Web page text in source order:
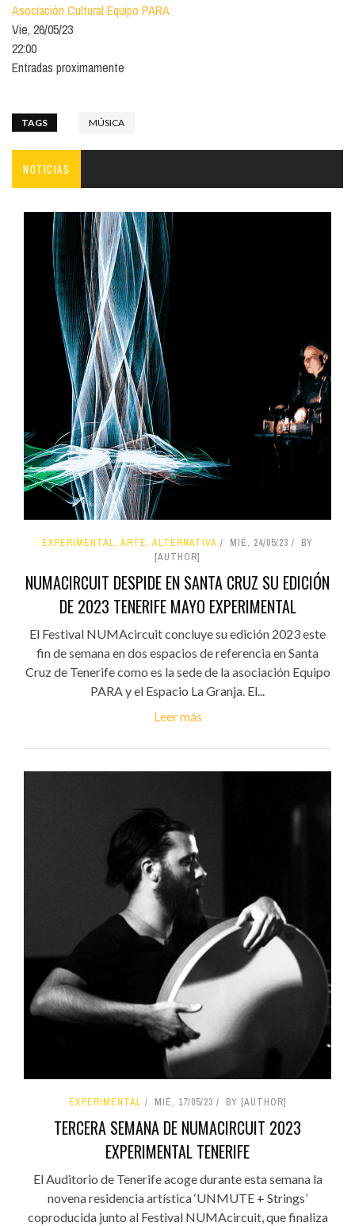
Asociación Cultural Equipo PARA
Vie, 26/05/23
22:00
Entradas proximamente
TAGS MÚSICA
NOTICIAS
EXPERIMENTAL, ARTE, ALTERNATIVA MIÉ, 24/05/23
BY
[AUTHOR]
NUMACIRCUIT DESPIDE EN SANTA CRUZ SU EDICIÓN
DE 2023 TENERIFE MAYO EXPERIMENTAL
El Festival NUMAcircuit concluye su edición 2023 este
fin de semana en dos espacios de referencia en Santa
Cruz de Tenerife como es la sede de la asociación Equipo
PARA y el Espacio La Granja. El...
Leer más
EXPERIMENTAL MIÉ, 17/05/23 BY [AUTHOR]
TERCERA SEMANA DE NUMACIRCUIT 2023
EXPERIMENTAL TENERIFE
El Auditorio de Tenerife acoge durante esta semana la
novena residencia artística ‘UNMUTE + Strings’
coproducida junto al Festival NUMAcircuit, que finaliza